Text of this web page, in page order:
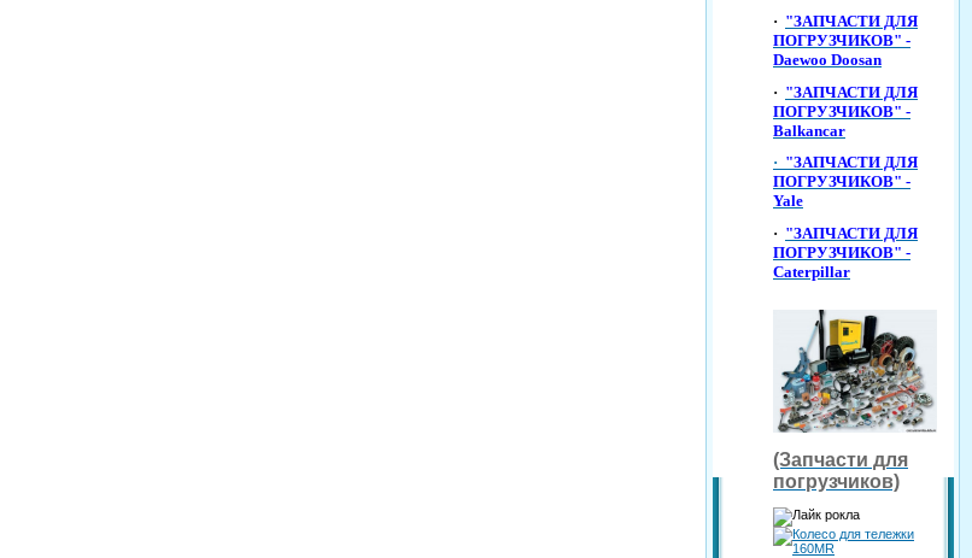
· "ЗАПЧАСТИ ДЛЯ
ПОГРУЗЧИКОВ" -
Daewoo Doosan
· "ЗАПЧАСТИ ДЛЯ
ПОГРУЗЧИКОВ" -
Balkancar
· "ЗАПЧАСТИ ДЛЯ
ПОГРУЗЧИКОВ" -
Yale
· "ЗАПЧАСТИ ДЛЯ
ПОГРУЗЧИКОВ" -
Caterpillar
(Запчасти для
погрузчиков)